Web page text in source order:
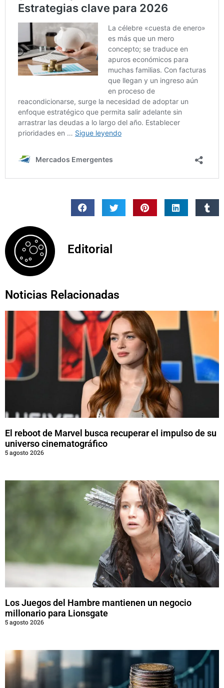
Editorial
Noticias Relacionadas
El reboot de Marvel busca recuperar el impulso de su
universo cinematográfico
5 agosto 2026
Los Juegos del Hambre mantienen un negocio
millonario para Lionsgate
5 agosto 2026